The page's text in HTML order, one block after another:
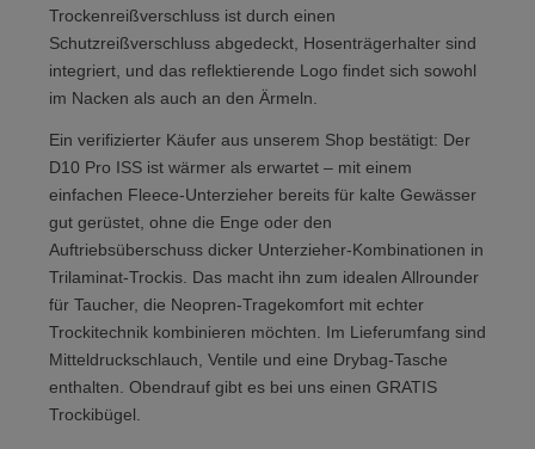
Trockenreißverschluss ist durch einen
Schutzreißverschluss abgedeckt, Hosenträgerhalter sind
integriert, und das reflektierende Logo findet sich sowohl
im Nacken als auch an den Ärmeln.
Ein verifizierter Käufer aus unserem Shop bestätigt: Der
D10 Pro ISS ist wärmer als erwartet – mit einem
einfachen Fleece-Unterzieher bereits für kalte Gewässer
gut gerüstet, ohne die Enge oder den
Auftriebsüberschuss dicker Unterzieher-Kombinationen in
Trilaminat-Trockis. Das macht ihn zum idealen Allrounder
für Taucher, die Neopren-Tragekomfort mit echter
Trockitechnik kombinieren möchten. Im Lieferumfang sind
Mitteldruckschlauch, Ventile und eine Drybag-Tasche
enthalten. Obendrauf gibt es bei uns einen GRATIS
Trockibügel.